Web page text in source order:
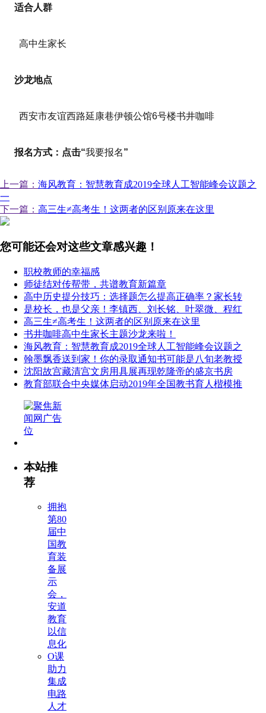
适合人群
高中生家长
沙龙地点
西安市友谊西路延康巷伊顿公馆6号楼书井咖啡
报名方式：点击“我要报名”
上一篇： 海风教育：智慧教育成2019全球人工智能峰会议题之
一
下一篇： 高三生≠高考生！这两者的区别原来在这里
您可能还会对这些文章感兴趣！
职校教师的幸福感
师徒结对传帮带，共谱教育新篇章
高中历史提分技巧：选择题怎么提高正确率？家长转
是校长，也是父亲！李镇西、刘长铭、叶翠微、程红
高三生≠高考生！这两者的区别原来在这里
书井咖啡高中生家长主题沙龙来啦！
海风教育：智慧教育成2019全球人工智能峰会议题之
翰墨飘香送到家！你的录取通知书可能是八旬老教授
沈阳故宫藏清宫文房用具展再现乾隆帝的盛京书房
教育部联合中央媒体启动2019年全国教书育人楷模推
本站推
荐
拥抱
第80
届中
国教
育装
备展
示
会，
安道
教育
以信
息化
O课
助力
集成
电路
人才